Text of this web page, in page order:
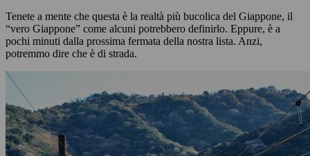
Tenete a mente che questa è la realtà più bucolica del Giappone, il
“vero Giappone” come alcuni potrebbero definirlo. Eppure, è a
pochi minuti dalla prossima fermata della nostra lista. Anzi,
potremmo dire che è di strada.